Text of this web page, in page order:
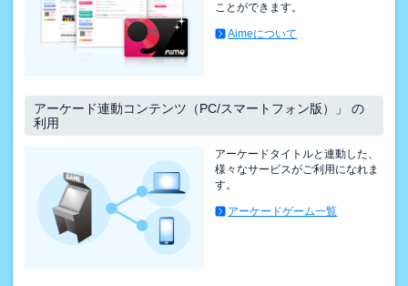
ことができます。
Aimeについて
アーケード連動コンテンツ（PC/スマートフォン版）」 の
利用
アーケードタイトルと連動した、
様々なサービスがご利用になれま
す。
アーケードゲーム一覧